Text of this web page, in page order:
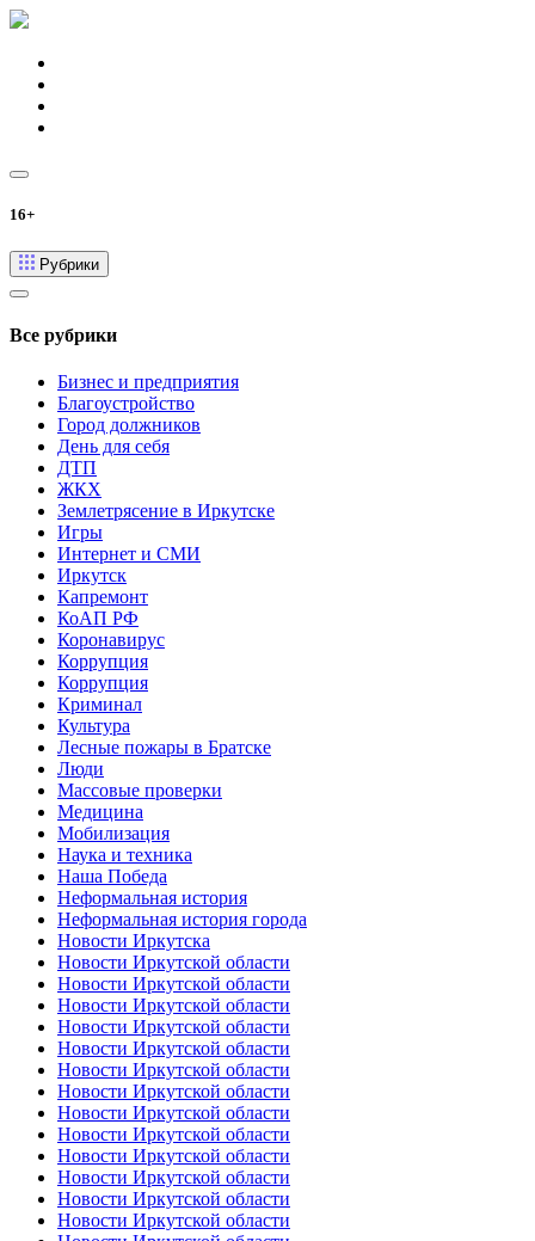
16+
Рубрики
Все рубрики
Бизнес и предприятия
Благоустройство
Город должников
День для себя
ДТП
ЖКХ
Землетрясение в Иркутске
Игры
Интернет и СМИ
Иркутск
Капремонт
КоАП РФ
Коронавирус
Коррупция
Коррупция
Криминал
Культура
Лесные пожары в Братске
Люди
Массовые проверки
Медицина
Мобилизация
Наука и техника
Наша Победа
Неформальная история
Неформальная история города
Новости Иркутска
Новости Иркутской области
Новости Иркутской области
Новости Иркутской области
Новости Иркутской области
Новости Иркутской области
Новости Иркутской области
Новости Иркутской области
Новости Иркутской области
Новости Иркутской области
Новости Иркутской области
Новости Иркутской области
Новости Иркутской области
Новости Иркутской области